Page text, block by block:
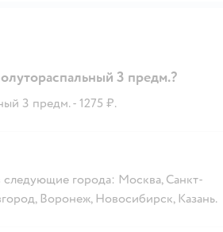
3 предм.?
3 предм. - 1275 ₽.
города: Москва, Санкт-
Воронеж, Новосибирск, Казань.